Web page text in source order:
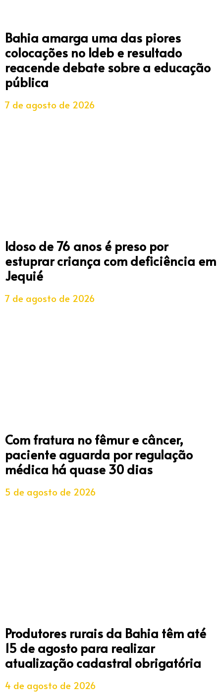
Bahia amarga uma das piores
colocações no Ideb e resultado
reacende debate sobre a educação
pública
7 de agosto de 2026
Idoso de 76 anos é preso por
estuprar criança com deficiência em
Jequié
7 de agosto de 2026
Com fratura no fêmur e câncer,
paciente aguarda por regulação
médica há quase 30 dias
5 de agosto de 2026
Produtores rurais da Bahia têm até
15 de agosto para realizar
atualização cadastral obrigatória
4 de agosto de 2026